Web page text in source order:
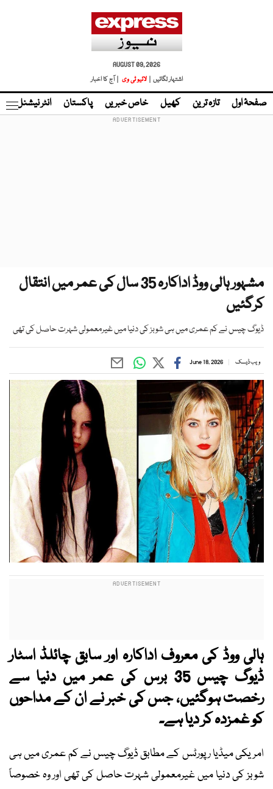
AUGUST 09, 2026
اشتہار لگائیں |
لائیو ٹی وی | آج کا اخبار
صفحۂ اول تازہ ترین کھیل خاص خبریں پاکستان انٹر نیشنل
مشہور ہالی ووڈ اداکارہ 35 سال کی عمر میں انتقال
کرگئیں
ڈیوگ چیس نے کم عمری میں ہی شوبز کی دنیا میں غیرمعمولی شہرت حاصل کی تھی
ویب ڈیسک June 18, 2026
ہالی ووڈ کی معروف اداکارہ اور سابق چائلڈ اسٹار
ڈیوگ چیس 35 برس کی عمر میں دنیا سے
رخصت ہوگئیں، جس کی خبر نے ان کے مداحوں
کو غمزدہ کر دیا ہے۔
امریکی میڈیا رپورٹس کے مطابق ڈیوگ چیس نے کم عمری میں ہی
شوبز کی دنیا میں غیرمعمولی شہرت حاصل کی تھی اور وہ خصوصاً